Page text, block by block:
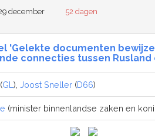
december
52 dagen
'Gelekte documenten
connecties tussen Rusland
(GL ), Joost Sneller (D66)
(minister binnenlandse zaken en